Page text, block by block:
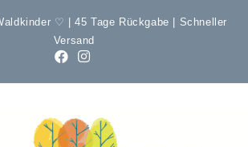
♡ | 45 Tage Rückgabe | Schneller
Versand